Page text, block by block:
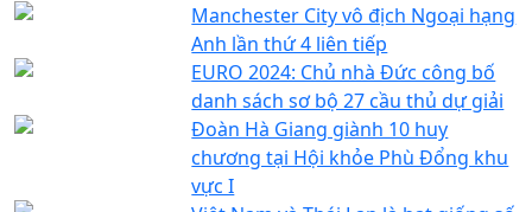
Manchester City vô địch Ngoại hạng
Anh lần thứ 4 liên tiếp
EURO 2024: Chủ nhà Đức công bố
danh sách sơ bộ 27 cầu thủ dự giải
Đoàn Hà Giang giành 10 huy
chương tại Hội khỏe Phù Đổng khu
vực I